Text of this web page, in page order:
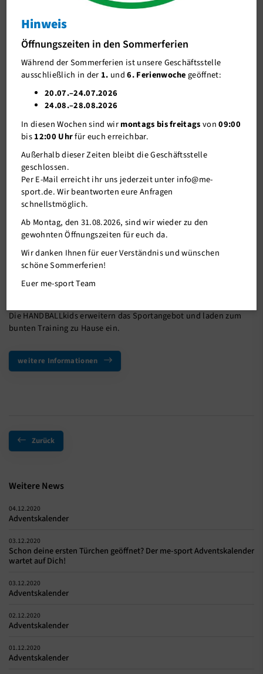
Info / Kids
Dezember: Zoom-Live-KidsProgramm
mit neuen Angeboten
30.11.2020
Auch im Dezember möchten wir gemeinsam mit euch sporteln,
Die HANDBALLkids erweitern das Sportangebot und laden zum
bunten Training zu Hause ein.
weitere Informationen
Zurück
Weitere News
04.12.2020
Adventskalender
03.12.2020
Schon deine ersten Türchen geöffnet? Der me-sport Adventskalender
wartet auf Dich!
03.12.2020
Adventskalender
02.12.2020
Adventskalender
01.12.2020
Adventskalender
J-Team
Stellenangebote
Förderverein me-sport e.V.
Mitgliederservice
Verantwortung
Hinweis
Öffnungszeiten in den Sommerferien
Während der Sommerferien ist unsere Geschäftsstelle
ausschließlich in der 1. und6. Ferienwochegeöffnet:
20.07.–24.07.2026
24.08.–28.08.2026
In diesen Wochen sind wirmontags bis freitagsvon09:00
bis12:00 Uhrfür euch erreichbar.
Außerhalb dieser Zeiten bleibt die Geschäftsstelle
geschlossen.
Per E-Mail erreicht ihr uns jederzeit unter info@me-
sport.de. Wir beantworten eure Anfragen
schnellstmöglich.
Ab Montag, den 31.08.2026, sind wir wieder zu den
gewohnten Öffnungszeiten für euch da.
Wir danken Ihnen für euer Verständnis und wünschen
schöne Sommerferien!
Euer me-sport Team